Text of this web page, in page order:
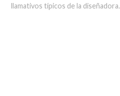
llamativos típicos de la diseñadora.